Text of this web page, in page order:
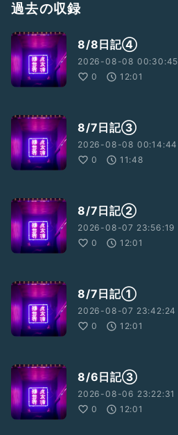
過去の収録
8/8日記④
2026-08-08 00:30:45
0
12:01
8/7日記③
2026-08-08 00:14:44
0
11:48
8/7日記②
2026-08-07 23:56:19
0
12:01
8/7日記①
2026-08-07 23:42:24
0
12:01
8/6日記③
2026-08-06 23:22:31
0
12:01